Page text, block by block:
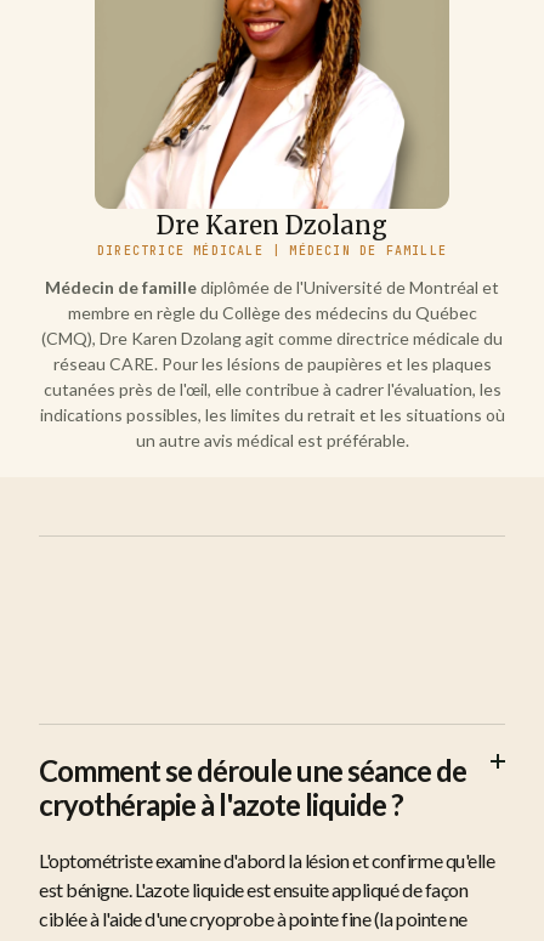
Dre Karen Dzolang
DIRECTRICE MÉDICALE | MÉDECIN DE FAMILLE
Médecin de famillediplômée de l'Université de Montréal et
membre en règle du Collège des médecins du Québec
(CMQ), Dre Karen Dzolang agit comme directrice médicale du
réseau CARE. Pour les lésions de paupières et les plaques
cutanées près de l'œil, elle contribue à cadrer l'évaluation, les
indications possibles, les limites du retrait et les situations où
un autre avis médical est préférable.
FAQ
Comment se déroule une séance de
cryothérapie à l'azote liquide ?
L'optométriste examine d'abord la lésion et confirme qu'elle
est bénigne. L'azote liquide est ensuite appliqué de façon
ciblée à l'aide d'une cryoprobe à pointe fine (la pointe ne